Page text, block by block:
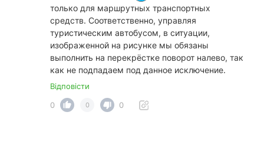
только для маршрутных транспортных
средств. Соответственно, управляя
туристическим автобусом, в ситуации,
изображенной на рисунке мы обязаны
выполнить на перекрёстке поворот налево, так
как не подпадаем под данное исключение.
Відповісти
0
0 0